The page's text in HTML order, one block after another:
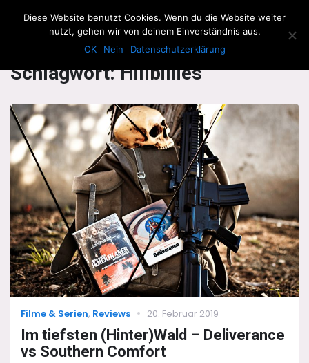
The Howling Men
Schlagwort:Hillbillies
Categories
Filme & Serien, Reviews
Posted
on
20. Februar 2019
Im tiefsten (Hinter)Wald – Deliverance
vs Southern Comfort
Diese Website benutzt Cookies. Wenn du die Website weiter
nutzt, gehen wir von deinem Einverständnis aus.
OK
Nein Datenschutzerklärung